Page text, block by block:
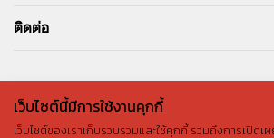
ติดต่อ
สงวนลิขสิทธิ์ ©2569 ธนาคารอาคารสงเคราะห์
นโยบายด้านข้อมูลส่วนบุคคล
เว็บไซต์นี้มีการใช้งานคุกกี้
เว็บไซต์ของเราเก็บรวบรวมและใช้คุกกี้ รวมถึงการเปิด